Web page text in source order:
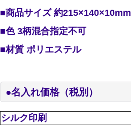
■商品サイズ 約215×140×10mm
■色 3柄混合指定不可
■材質 ポリエステル
●名入れ価格（税別）
シルク印刷